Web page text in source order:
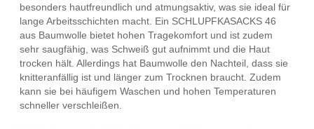
besonders hautfreundlich und atmungsaktiv, was sie ideal für
lange Arbeitsschichten macht. Ein SCHLUPFKASACKS 46
aus Baumwolle bietet hohen Tragekomfort und ist zudem
sehr saugfähig, was Schweiß gut aufnimmt und die Haut
trocken hält. Allerdings hat Baumwolle den Nachteil, dass sie
knitteranfällig ist und länger zum Trocknen braucht. Zudem
kann sie bei häufigem Waschen und hohen Temperaturen
schneller verschleißen.